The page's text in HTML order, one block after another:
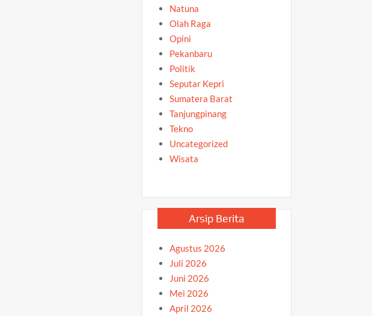
Natuna
Olah Raga
Opini
Pekanbaru
Politik
Seputar Kepri
Sumatera Barat
Tanjungpinang
Tekno
Uncategorized
Wisata
Arsip Berita
Agustus 2026
Juli 2026
Juni 2026
Mei 2026
April 2026